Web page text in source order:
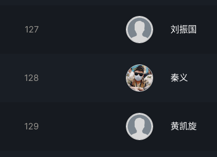
127 刘振国
128 秦义
129 黄凯旋